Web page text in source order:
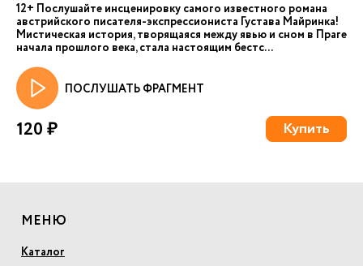
12+ Послушайте инсценировку самого известного романа
австрийского писателя-экспрессиониста Густава Майринка!
Мистическая история, творящаяся между явью и сном в Праге
начала прошлого века, стала настоящим бестс...
ПОСЛУШАТЬ ФРАГМЕНТ
120 ₽ Купить
МЕНЮ
Каталог